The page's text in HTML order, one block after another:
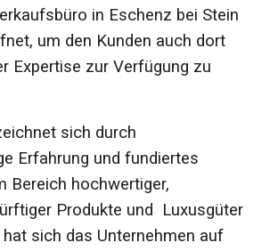
in Eschenz bei Stein
um den Kunden auch dort
Expertise zur Verfügung zu
sich durch
Erfahrung und fundiertes
Bereich hochwertiger,
Produkte und Luxusgüter
hat sich das Unternehmen auf